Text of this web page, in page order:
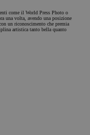
come il World Press Photo o
una volta, avendo una posizione
un riconoscimento che premia
artistica tanto bella quanto